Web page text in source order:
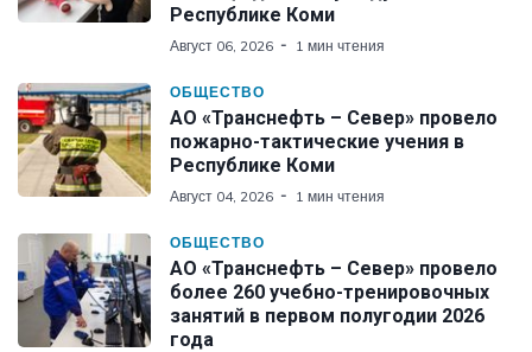
Республике Коми
Август 06, 2026 1 мин чтения
ОБЩЕСТВО
АО «Транснефть – Север» провело
пожарно-тактические учения в
Республике Коми
Август 04, 2026 1 мин чтения
ОБЩЕСТВО
АО «Транснефть – Север» провело
более 260 учебно-тренировочных
занятий в первом полугодии 2026
года